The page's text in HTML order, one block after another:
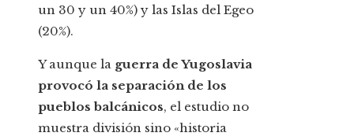
un 30 y un 40%) y las Islas del Egeo
(20%).
Y aunque la guerra de Yugoslavia
provocó la separación de los
pueblos balcánicos, el estudio no
muestra división sino «historia